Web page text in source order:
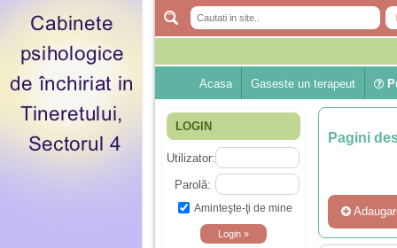
Acasa Gaseste un terapeut
LOGIN
Utilizator:
Parolă:
Aminteşte-ţi de mine
Pagini